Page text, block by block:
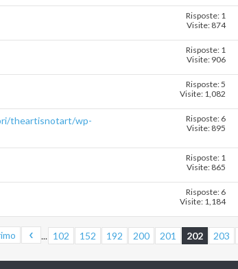
Risposte: 1
Visite: 874
Risposte: 1
Visite: 906
Risposte: 5
Visite: 1,082
theartisnotart/wp-
Risposte: 6
Visite: 895
Risposte: 1
Visite: 865
Risposte: 6
Visite: 1,184
... 102 152 192 200 201 202 203